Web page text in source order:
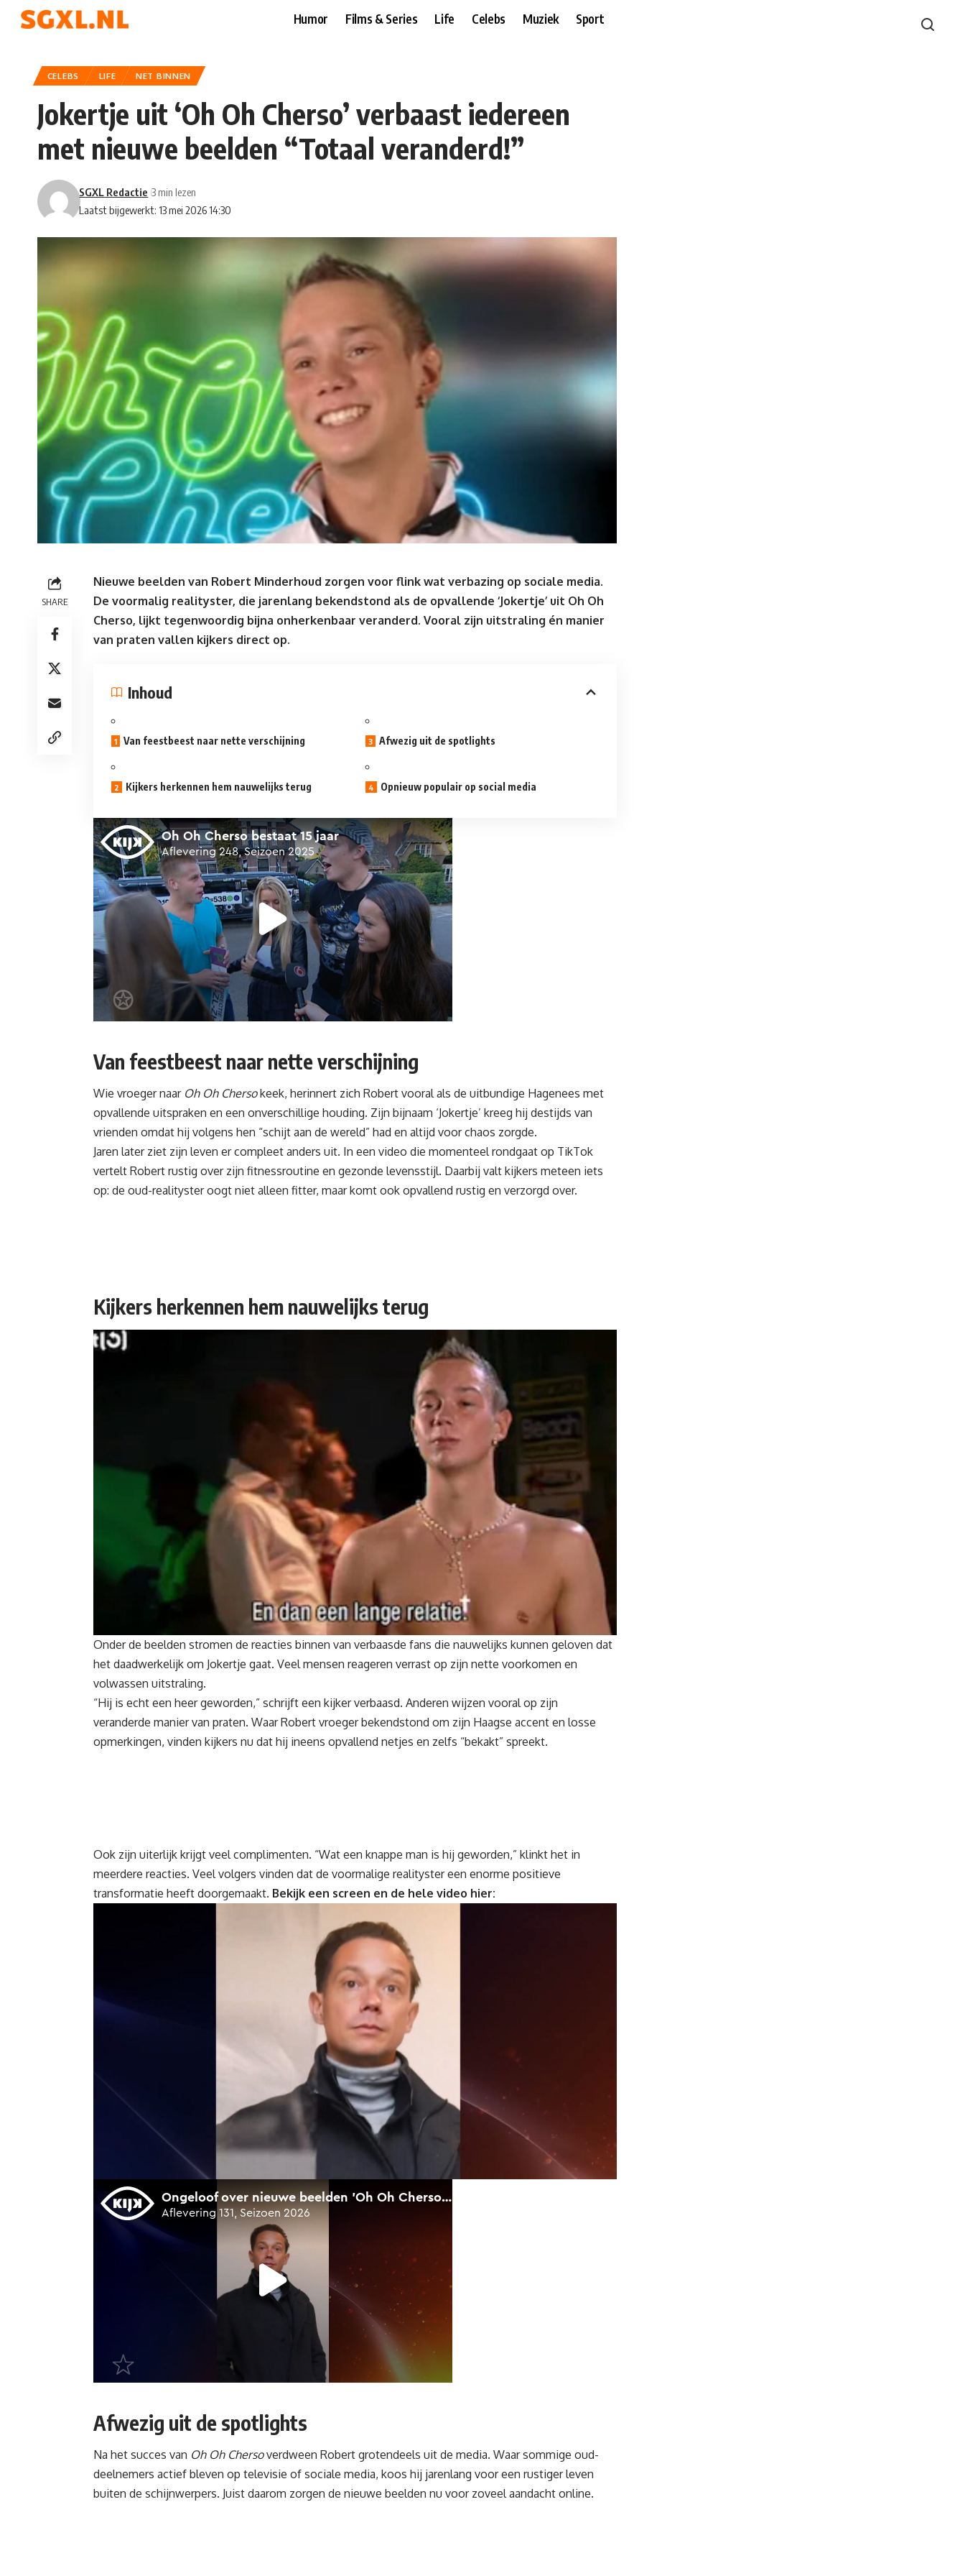
Humor Films & Series Life Celebs Muziek Sport
CELEBS LIFE NET BINNEN
Jokertje uit ‘Oh Oh Cherso’ verbaast iedereen
met nieuwe beelden “Totaal veranderd!”
Laatst bijgewerkt: 13 mei 2026 14:30
SGXL Redactie 3 min lezen
SHARE
Nieuwe beelden van Robert Minderhoud zorgen voor flink wat verbazing op sociale media.
De voormalig realityster, die jarenlang bekendstond als de opvallende ‘Jokertje’ uit Oh Oh
Cherso, lijkt tegenwoordig bijna onherkenbaar veranderd. Vooral zijn uitstraling én manier
van praten vallen kijkers direct op.
Inhoud
Van feestbeest naar nette verschijning
Kijkers herkennen hem nauwelijks terug
Afwezig uit de spotlights
Opnieuw populair op social media
Van feestbeest naar nette verschijning
Wie vroeger naar Oh Oh Chersokeek, herinnert zich Robert vooral als de uitbundige Hagenees met
opvallende uitspraken en een onverschillige houding. Zijn bijnaam ‘Jokertje’ kreeg hij destijds van
vrienden omdat hij volgens hen “schijt aan de wereld” had en altijd voor chaos zorgde.
Jaren later ziet zijn leven er compleet anders uit. In een video die momenteel rondgaat op TikTok
vertelt Robert rustig over zijn fitnessroutine en gezonde levensstijl. Daarbij valt kijkers meteen iets
op: de oud-realityster oogt niet alleen fitter, maar komt ook opvallend rustig en verzorgd over.
Kijkers herkennen hem nauwelijks terug
Onder de beelden stromen de reacties binnen van verbaasde fans die nauwelijks kunnen geloven dat
het daadwerkelijk om Jokertje gaat. Veel mensen reageren verrast op zijn nette voorkomen en
volwassen uitstraling.
“Hij is echt een heer geworden,” schrijft een kijker verbaasd. Anderen wijzen vooral op zijn
veranderde manier van praten. Waar Robert vroeger bekendstond om zijn Haagse accent en losse
opmerkingen, vinden kijkers nu dat hij ineens opvallend netjes en zelfs “bekakt” spreekt.
Ook zijn uiterlijk krijgt veel complimenten. “Wat een knappe man is hij geworden,” klinkt het in
meerdere reacties. Veel volgers vinden dat de voormalige realityster een enorme positieve
transformatie heeft doorgemaakt. Bekijk een screen en de hele video hier:
Afwezig uit de spotlights
Na het succes van Oh Oh Chersoverdween Robert grotendeels uit de media. Waar sommige oud-
deelnemers actief bleven op televisie of sociale media, koos hij jarenlang voor een rustiger leven
buiten de schijnwerpers. Juist daarom zorgen de nieuwe beelden nu voor zoveel aandacht online.